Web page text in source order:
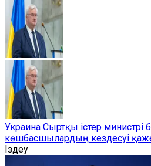
Украина Сыртқы істер министрі
көшбасшылардың кездесуі
Іздеу